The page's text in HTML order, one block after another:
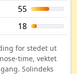
55
18
for stedet ut
time, vektet
Solindeks